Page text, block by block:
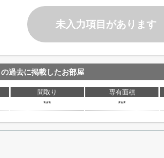
未入力項目があります
の過去に掲載したお部屋
間取り 専有面積
*** ***